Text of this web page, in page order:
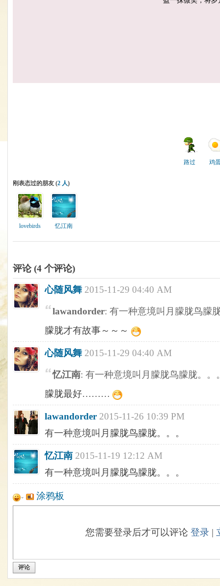
路过 鸡
刚表态过的朋友 (2 人)
lovebirds 忆江南
评论 (4 个评论)
心随风舞 2015-11-29 04:40 AM
lawandorder: 有一种意境叫月朦胧鸟朦
朦胧才有故事～～～
心随风舞 2015-11-29 04:40 AM
忆江南: 有一种意境叫月朦胧鸟朦胧。。
朦胧最好………
lawandorder 2015-11-26 10:39 PM
有一种意境叫月朦胧鸟朦胧。。。
忆江南 2015-11-19 12:12 AM
有一种意境叫月朦胧鸟朦胧。。。
涂鸦板
您需要登录后才可以评论登录 |
评论